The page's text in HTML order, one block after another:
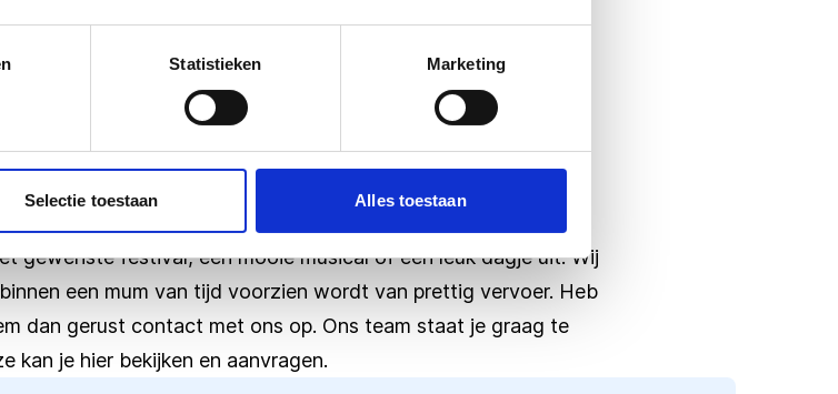
Statistieken Marketing
Selectie toestaan Alles toestaan
of festivals? Zo geregeld
of meerdere evenementen? Via het formulier hieronder kun
gewenste festival, een mooie musical of een leuk dagje uit. Wij
een mum van tijd voorzien wordt van prettig vervoer. Heb
dan gerust contact met ons op. Ons team staat je graag te
kan je hier bekijken en aanvragen.